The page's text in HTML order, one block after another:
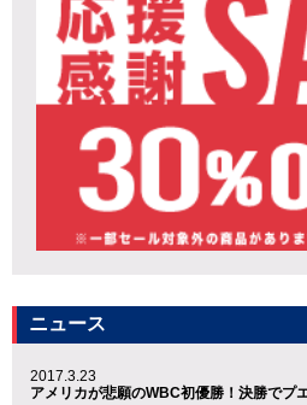
ニュース
2017.3.23
アメリカが悲願のWBC初優勝！決勝でプ